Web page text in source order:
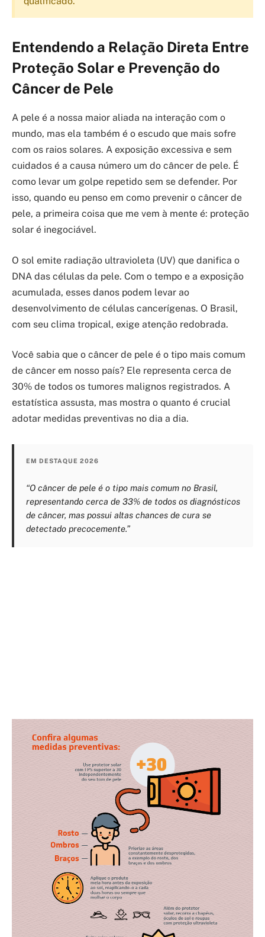
Entendendo a Relação Direta Entre
Proteção Solar e Prevenção do
Câncer de Pele
A pele é a nossa maior aliada na interação com o
mundo, mas ela também é o escudo que mais sofre
com os raios solares. A exposição excessiva e sem
cuidados é a causa número um do câncer de pele. É
como levar um golpe repetido sem se defender. Por
isso, quando eu penso em como prevenir o câncer de
pele, a primeira coisa que me vem à mente é: proteção
solar é inegociável.
O sol emite radiação ultravioleta (UV) que danifica o
DNA das células da pele. Com o tempo e a exposição
acumulada, esses danos podem levar ao
desenvolvimento de células cancerígenas. O Brasil,
com seu clima tropical, exige atenção redobrada.
Você sabia que o câncer de pele é o tipo mais comum
de câncer em nosso país? Ele representa cerca de
30% de todos os tumores malignos registrados. A
estatística assusta, mas mostra o quanto é crucial
adotar medidas preventivas no dia a dia.
EM DESTAQUE 2026
“O câncer de pele é o tipo mais comum no Brasil,
representando cerca de 33% de todos os diagnósticos
de câncer, mas possui altas chances de cura se
detectado precocemente.”